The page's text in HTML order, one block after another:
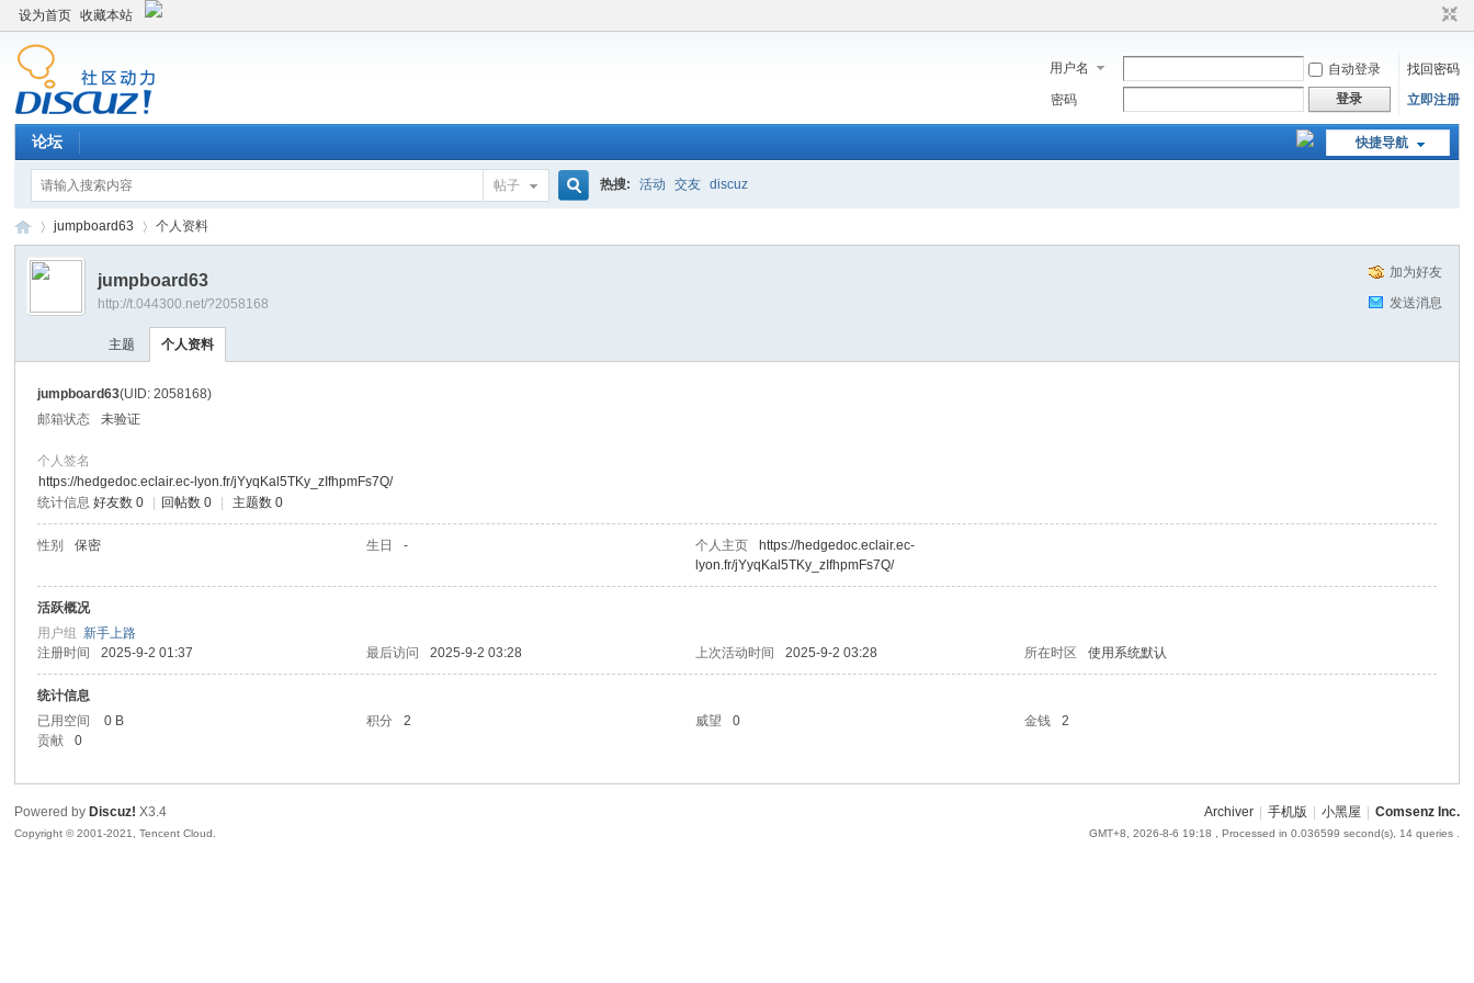
设为首页 收藏本站
用户名 自动登录
找回密码
密码
登录 立即注册
快捷导航
论坛
帖子 热搜: 活动 交友 discuz
›
jumpboard63 个人资料
加为好友
发送消息
jumpboard63
http://t.044300.net/?2058168
主题 个人资料
jumpboard63(UID: 2058168)
邮箱状态
未验证
个人签名
https://hedgedoc.eclair.ec-lyon.fr/jYyqKal5TKy_zIfhpmFs7Q/
统计信息 好友数 0 回帖数 0 主题数 0
性别 保密 生日 - 个人主页
https://hedgedoc.eclair.ec-
lyon.fr/jYyqKal5TKy_zIfhpmFs7Q/
活跃概况
用户组新手上路
注册时间
2025-9-2 01:37 最后访问 2025-9-2 03:28 上次活动时间 2025-9-2 03:28 所在时区 使用系统默认
统计信息
已用空间
0 B 积分 2 威望 0 金钱
2
贡献
0
Archiver 手机版 小黑屋 Comsenz Inc.
GMT+8, 2026-8-6 19:18 , Processed in 0.036599 second(s), 14 queries .
Powered by Discuz! X3.4
Copyright © 2001-2021, Tencent Cloud.